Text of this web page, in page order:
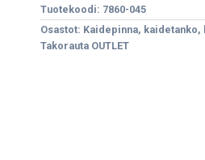
Tuotekoodi: 7860-045
Osastot: Kaidepinna,
Takorauta OUTLET